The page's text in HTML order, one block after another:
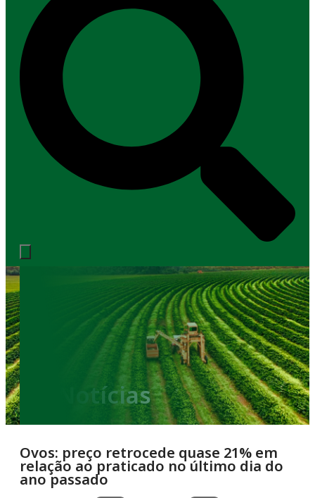
Notícias
Ovos: preço retrocede quase 21% em
relação ao praticado no último dia do
ano passado